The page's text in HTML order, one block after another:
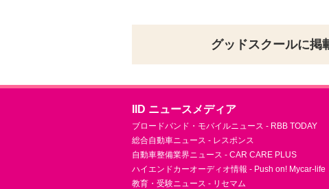
グッドスクールに掲
IID ニュースメディア
ブロードバンド・モバイルニュース - RBB TODAY
総合自動車ニュース - レスポンス
自動車整備業界ニュース - CAR CARE PLUS
ハイエンドカーオーディオ情報 - Push on! Mycar-life
教育・受験ニュース - リセマム